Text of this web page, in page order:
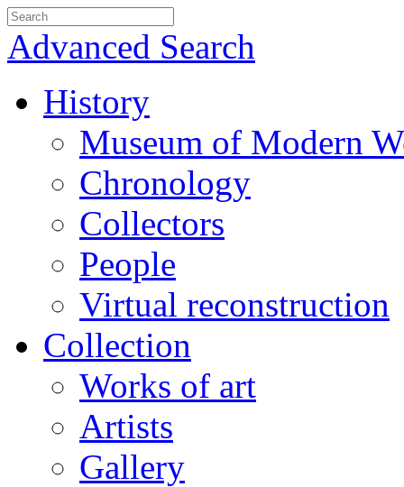
Advanced Search
History
Museum of Modern
Chronology
Collectors
People
Virtual reconstruction
Collection
Works of art
Artists
Gallery